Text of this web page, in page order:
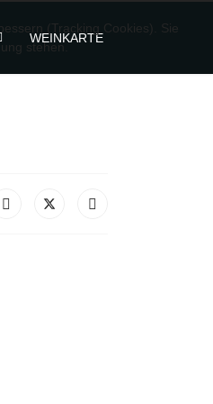
WEINKARTE
(Tracking Cookies). Sie
stehen.